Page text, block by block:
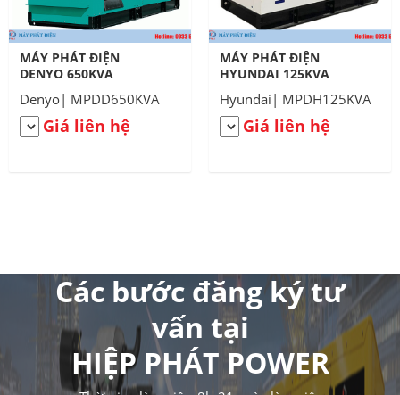
MÁY PHÁT ĐIỆN
DENYO 650KVA
Denyo| MPDD650KVA
Giá liên hệ
MÁY PHÁT ĐIỆN
HYUNDAI 125KVA
Hyundai| MPDH125KVA
Giá liên hệ
Các bước đăng ký tư
vấn tại
HIỆP PHÁT POWER